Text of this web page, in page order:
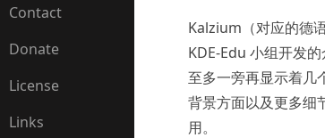
Contact
Donate
License
Links
Kalzium（对应的德
KDE-Edu 小组开发
至多一旁再显示着几
背景方面以及更多细
用。